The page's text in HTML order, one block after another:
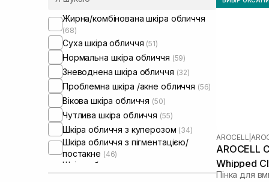
Жирна/комбінована шкіра обличчя
(68)
Суха шкіра обличчя (51)
Нормальна шкіра обличчя (59)
Зневоднена шкіра обличчя (32)
Проблемна шкіра /акне обличчя (56)
Вікова шкіра обличчя (50)
Чутлива шкіра обличчя (55)
Шкіра обличчя з куперозом (34)
Шкіра обличчя з пігментацією/
постакне (46)
Шкіра обличчя з розширеними
порами
AROCELL
AROCELL
Whipped
Пінка для